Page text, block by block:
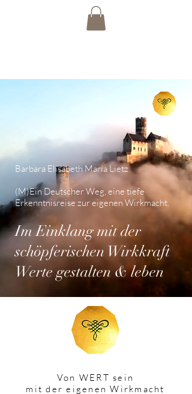
Barbara Elisabeth Maria Lietz
(M)Ein Deutscher Weg, eine tiefe
Erkenntnisreise zur eigenen Wirkmacht.
Im Einklang mit der
schöpferischen Wirkkraft
Werte gestalten & leben
Von WERT sein
mit der eigenen Wirkmacht